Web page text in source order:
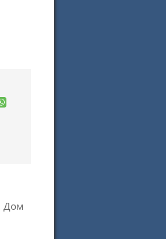
Дом